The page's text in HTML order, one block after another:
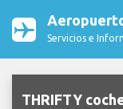
Servicios e
THRIFTY